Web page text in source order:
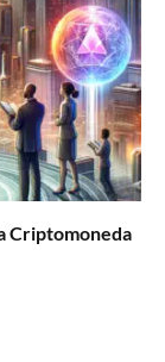
Criptomoneda